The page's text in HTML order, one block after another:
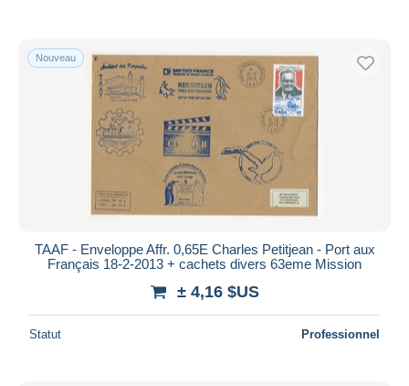
Nouveau
TAAF - Enveloppe Affr. 0,65E Charles Petitjean - Port aux
Français 18-2-2013 + cachets divers 63eme Mission
± 4,16 $US
Statut Professionnel